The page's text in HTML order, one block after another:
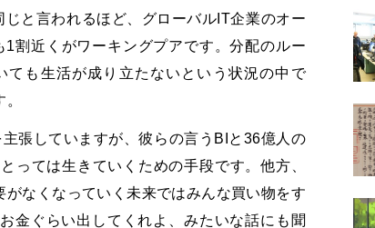
と言われるほど、グローバルIT企業のオー
割近くがワーキングプアです。分配のルー
も生活が成り立たないという状況の中で
張していますが、彼らの言うBIと36億人の
っては生きていくための手段です。他方、
なくなっていく未来ではみんな買い物をす
金ぐらい出してくれよ、みたいな話にも聞